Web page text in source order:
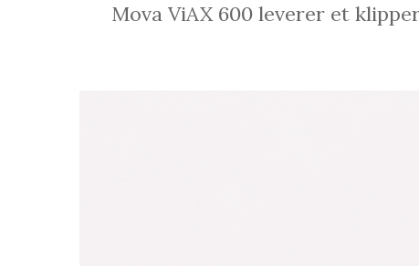
Mova ViAX 600 leverer et